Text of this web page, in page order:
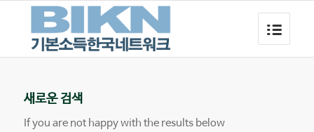
새로운 검색
If you are not happy with the results below